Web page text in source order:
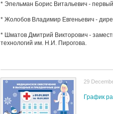
* Эпельман Борис Витальевич -
* Жолобов Владимир Евгеньевич -
* Шматов Дмитрий Викторович -
технологий им. Н.И. Пирогова.
29
График